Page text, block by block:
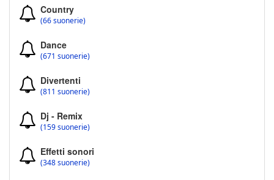
Country
(66 suonerie)
Dance
(671 suonerie)
Divertenti
(811 suonerie)
Dj - Remix
(159 suonerie)
Effetti sonori
(348 suonerie)